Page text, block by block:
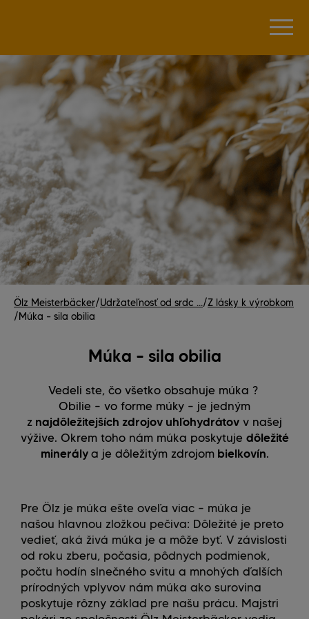
Ölz Meisterbäcker/Udržateľnosť od srdc .../Z lásky k výrobkom
/Múka – sila obilia
Múka – sila obilia
Vedeli ste, čo všetko obsahuje múka ?
Obilie – vo forme múky – je jedným
z najdôležitejších zdrojov uhľohydrátov v našej
výžive. Okrem toho nám múka poskytuje dôležité
minerály a je dôležitým zdrojombielkovín.
Pre Ölz je múka ešte oveľa viac – múka je
našou hlavnou zložkou pečiva: Dôležité je preto
vedieť, aká živá múka je a môže byť. V závislosti
od roku zberu, počasia, pôdnych podmienok,
počtu hodín slnečného svitu a mnohých ďalších
prírodných vplyvov nám múka ako surovina
poskytuje rôzny základ pre našu prácu. Majstri